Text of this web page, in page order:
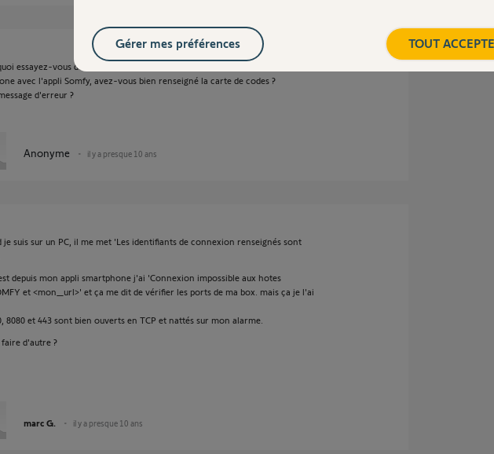
essayez-vous de vous connecter depuis l'extérieur ? Si c'est une tablette ou
avec l'appli Somfy, avez-vous bien renseigné la carte de codes ?
d'erreur ?
Anonyme il y a presque 10 ans
je suis sur un PC, il me met 'Les identifiants de connexion renseignés sont
depuis mon appli smartphone j'ai 'Connexion impossible aux hotes
et <mon_url>' et ça me dit de vérifier les ports de ma box. mais ça je l'ai
8080 et 443 sont bien ouverts en TCP et nattés sur mon alarme.
d'autre ?
marc G. il y a presque 10 ans
TOUT
Gérer mes préférences